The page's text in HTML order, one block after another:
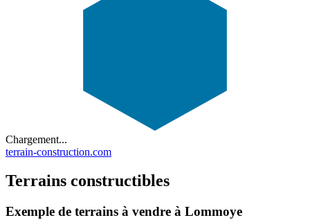
Chargement...
terrain-construction.com
Terrains constructibles
Exemple de terrains à vendre à Lommoye